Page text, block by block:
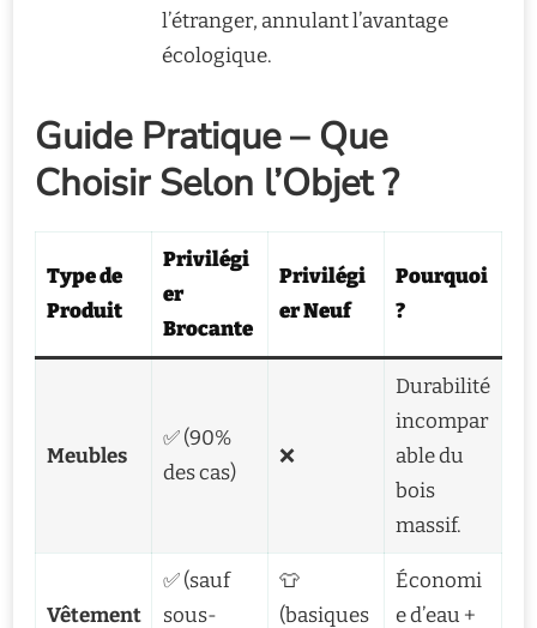
l’étranger, annulant l’avantage
écologique.
Guide Pratique – Que
Choisir Selon l’Objet ?
Type de
Produit
Privilégi
er
Brocante
Privilégi
er Neuf
Pourquoi
?
Meubles
✅ (90%
des cas)
❌
Durabilité
incompar
able du
bois
massif.
Vêtement
✅ (sauf
sous-
👕
(basiques
Économi
e d’eau +